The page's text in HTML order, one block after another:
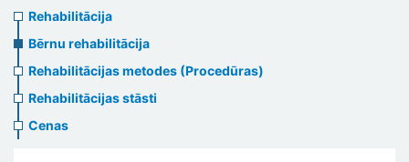
Rehabilitation
menu
Rehabilitācija
Bērnu rehabilitācija
Rehabilitācijas metodes (Procedūras)
Rehabilitācijas stāsti
Cenas